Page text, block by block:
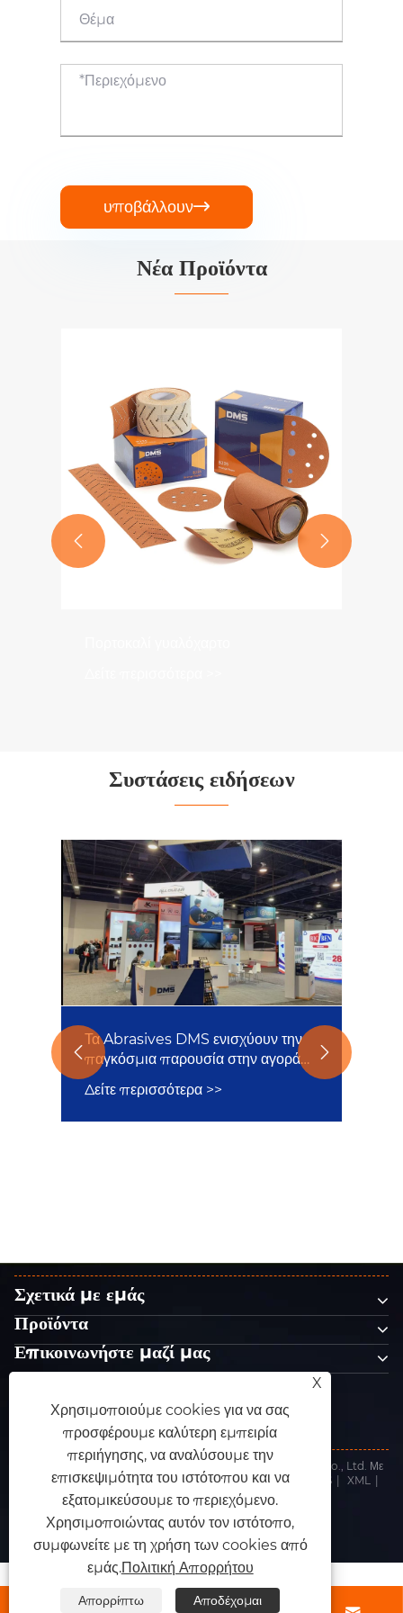
υποβάλλουν
Νέα Προϊόντα
 
Συστάσεις ειδήσεων
Τα Abrasives DMS ενισχύουν την
παγκόσμια παρουσία στην αγορά
με την επιτυχημένη έκθεση στο
SEMA Show 2025
Δείτε περισσότερα >>
 
Σχετικά με εμάς
Προϊόντα
Επικοινωνήστε μαζί μας
Πνευματικά δικαιώματα © 2025 Dongguan King Abrasives Co., Ltd. Με
την επιφύλαξη παντός δικαιώματος. Links | Sitemap RSS | XML
|
Πολιτική Απορρήτου
X
Χρησιμοποιούμε cookies για να σας
προσφέρουμε καλύτερη εμπειρία
περιήγησης, να αναλύσουμε την
επισκεψιμότητα του ιστότοπου και να
εξατομικεύσουμε το περιεχόμενο.
Χρησιμοποιώντας αυτόν τον ιστότοπο,
συμφωνείτε με τη χρήση των cookies από
εμάς.Πολιτική Απορρήτου
Απορρίπτω Αποδέχομαι